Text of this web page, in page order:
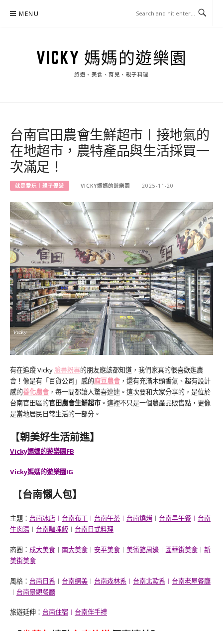
MENU
VICKY 媽媽的遊樂園
旅遊、美食、育兒、親子料理
台南官田農會生鮮超市︱接地氣的
在地超市，農特產品與生活採買一
次滿足！
就是愛玩︱親子優遊 VICKY媽媽的遊樂園 2025-11-20
有在追蹤 Vicky 臉書粉專的朋友應該都知道，我們家真的很喜歡逛農
會！像是有「百貨公司」感的麻豆農會 ，還有充滿木頭香氣、超有設計
感的善化農會 ，每一間都讓人驚喜連連。這次要和大家分享的，是位於
台南官田區的官田農會生鮮超市 。這裡不只是一個農產品販售點，更像
是當地居民日常生活的一部分。
【朝美好生活前進】
Vicky媽媽的遊樂園FB
Vicky媽媽的遊樂園IG
【台南懶人包】
主題： 台南冰店 ︱ 台南布丁 ︱ 台南午茶 ︱ 台南燒烤 ︱ 台南早午餐 ︱ 台南
牛肉湯 ︱ 台南咖哩飯 ︱ 台南日式料理
商圈： 成大美食 ︱ 南大美食 ︱ 安平美食 ︱ 美術館周邊 ︱ 國華街美食 ︱ 新
美街美食
風格： 台南日系 ︱ 台南網美 ︱ 台南森林系 ︱ 台南北歐系 ︱ 台南老屋餐廳
︱ 台南景觀餐廳
旅遊延伸： 台南住宿 ︱ 台南伴手禮